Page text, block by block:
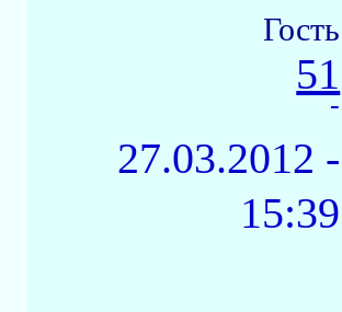
Гость
51
-
27.03.2012 -
15:39